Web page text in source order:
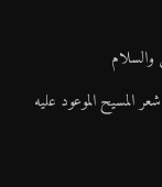
عليه السلام ..«3» نظرة في شعر المسيح الموعود عليه